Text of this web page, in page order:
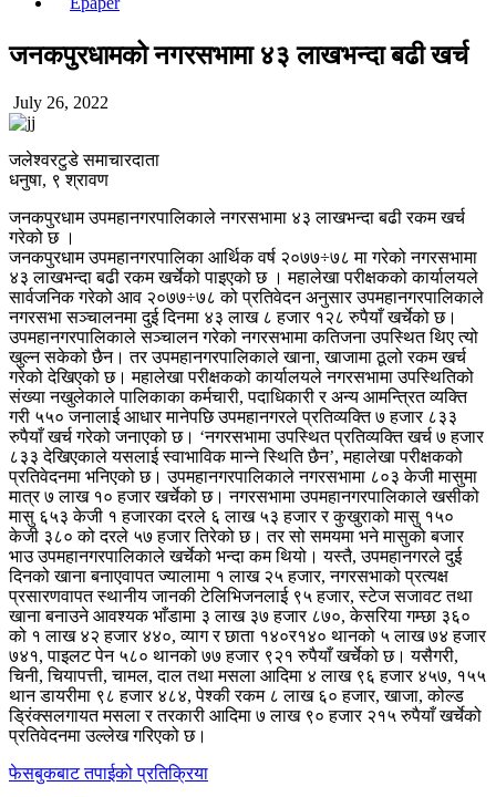
जनकपुरधामको नगरसभामा ४३ लाखभन्दा बढी खर्च
July 26, 2022
जलेश्वरटुडे समाचारदाता
धनुषा, ९ श्रावण
जनकपुरधाम उपमहानगरपालिकाले नगरसभामा ४३ लाखभन्दा बढी रकम खर्च
गरेको छ ।
जनकपुरधाम उपमहानगरपालिका आर्थिक वर्ष २०७७÷७८ मा गरेको नगरसभामा
४३ लाखभन्दा बढी रकम खर्चेको पाइएको छ । महालेखा परीक्षकको कार्यालयले
सार्वजनिक गरेको आव २०७७÷७८ को प्रतिवेदन अनुसार उपमहानगरपालिकाले
नगरसभा सञ्चालनमा दुई दिनमा ४३ लाख ८ हजार १२८ रुपैयाँ खर्चेको छ।
उपमहानगरपालिकाले सञ्चालन गरेको नगरसभामा कतिजना उपस्थित थिए त्यो
खुल्न सकेको छैन। तर उपमहानगरपालिकाले खाना, खाजामा ठूलो रकम खर्च
गरेको देखिएको छ। महालेखा परीक्षकको कार्यालयले नगरसभामा उपस्थितिको
संख्या नखुलेकाले पालिकाका कर्मचारी, पदाधिकारी र अन्य आमन्त्रित व्यक्ति
गरी ५५० जनालाई आधार मानेपछि उपमहानगरले प्रतिव्यक्ति ७ हजार ८३३
रुपैयाँ खर्च गरेको जनाएको छ। ‘नगरसभामा उपस्थित प्रतिव्यक्ति खर्च ७ हजार
८३३ देखिएकाले यसलाई स्वाभाविक मान्ने स्थिति छैन’, महालेखा परीक्षकको
प्रतिवेदनमा भनिएको छ। उपमहानगरपालिकाले नगरसभामा ८०३ केजी मासुमा
मात्र ७ लाख १० हजार खर्चेको छ। नगरसभामा उपमहानगरपालिकाले खसीको
मासु ६५३ केजी १ हजारका दरले ६ लाख ५३ हजार र कुखुराको मासु १५०
केजी ३८० को दरले ५७ हजार तिरेको छ। तर सो समयमा भने मासुको बजार
भाउ उपमहानगरपालिकाले खर्चेको भन्दा कम थियो। यस्तै, उपमहानगरले दुई
दिनको खाना बनाएवापत ज्यालामा १ लाख २५ हजार, नगरसभाको प्रत्यक्ष
प्रसारणवापत स्थानीय जानकी टेलिभिजनलाई ९५ हजार, स्टेज सजावट तथा
खाना बनाउने आवश्यक भाँडामा ३ लाख ३७ हजार ८७०, केसरिया गम्छा ३६०
को १ लाख ४२ हजार ४४०, व्याग र छाता १४०र१४० थानको ५ लाख ७४ हजार
७४१, पाइलट पेन ५८० थानको ७७ हजार ९२१ रुपैयाँ खर्चेको छ। यसैगरी,
चिनी, चियापत्ती, चामल, दाल तथा मसला आदिमा ४ लाख ९६ हजार ४५७, १५५
थान डायरीमा ९८ हजार ४८४, पेश्की रकम ८ लाख ६० हजार, खाजा, कोल्ड
ड्रिंक्सलगायत मसला र तरकारी आदिमा ७ लाख ९० हजार २१५ रुपैयाँ खर्चेको
प्रतिवेदनमा उल्लेख गरिएको छ।
फेसबुकबाट तपाईको प्रतिक्रिया